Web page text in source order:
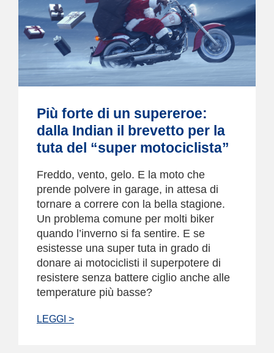
Più forte di un supereroe:
dalla Indian il brevetto per la
tuta del “super motociclista”
Freddo, vento, gelo. E la moto che
prende polvere in garage, in attesa di
tornare a correre con la bella stagione.
Un problema comune per molti biker
quando l’inverno si fa sentire. E se
esistesse una super tuta in grado di
donare ai motociclisti il superpotere di
resistere senza battere ciglio anche alle
temperature più basse?
LEGGI >